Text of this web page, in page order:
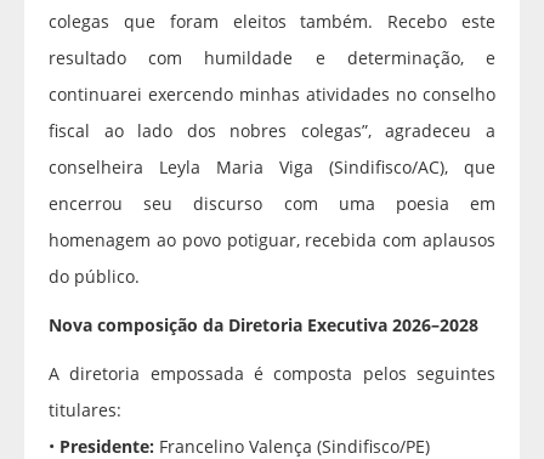
colegas que foram eleitos também. Recebo este
resultado com humildade e determinação, e
continuarei exercendo minhas atividades no conselho
fiscal ao lado dos nobres colegas”, agradeceu a
conselheira Leyla Maria Viga (Sindifisco/AC), que
encerrou seu discurso com uma poesia em
homenagem ao povo potiguar, recebida com aplausos
do público.
Nova composição da Diretoria Executiva 2026–2028
A diretoria empossada é composta pelos seguintes
titulares:
• Presidente: Francelino Valença (Sindifisco/PE)